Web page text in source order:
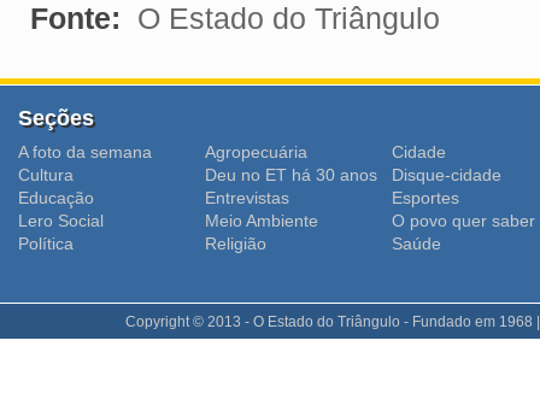
Fonte:
O Estado do Triângulo
Seções
A foto da semana Agropecuária
Cidade
Cultura
Deu no ET há 30 anos
Disque-cidade
Educação
Entrevistas
Esportes
Lero Social
Meio Ambiente
O povo quer saber
Polí­tica
Religião Saúde
Copyright © 2013 - O Estado do Triângulo - Fundado em